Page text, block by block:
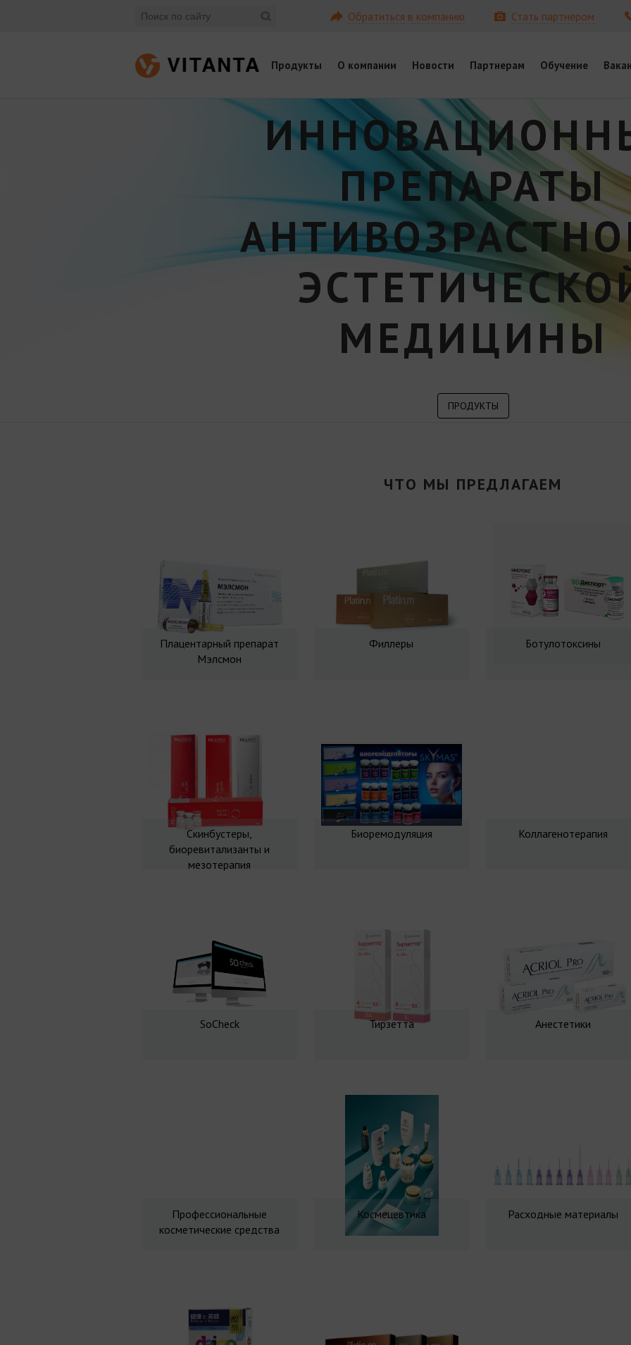
Обратиться в компанию Стать партнером
Продукты О компании Новости Партнерам Обучение
ПРЕПАРАТЫ
МЕДИЦИНЫ
ПРОДУКТЫ
ЧТО МЫ ПРЕДЛАГАЕМ
Плацентарный препарат
Мэлсмон
Филлеры Ботулотоксины
Скинбустеры,
биоревитализанты и
мезотерапия
Биоремодуляция Коллагенотерапия
SoCheck Тирзетта Анестетики
Профессиональные
косметические средства
Космецевтика Расходные материалы